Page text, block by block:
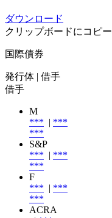
ダウンロード
クリップボードにコピー
国際債券
発行体 | 借手
借手
M
*** | ***
***
S&P
*** | ***
***
F
*** | ***
***
ACRA